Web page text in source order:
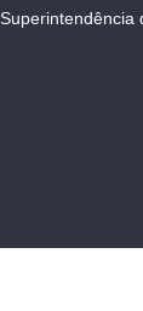
Superintendência